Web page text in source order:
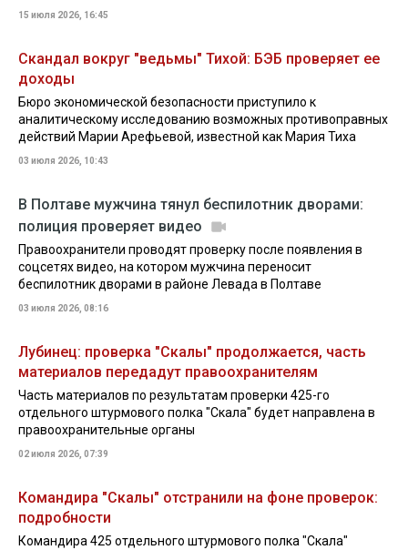
15 июля 2026, 16:45
Скандал вокруг "ведьмы" Тихой: БЭБ проверяет ее
доходы
Бюро экономической безопасности приступило к
аналитическому исследованию возможных противоправных
действий Марии Арефьевой, известной как Мария Тиха
03 июля 2026, 10:43
В Полтаве мужчина тянул беспилотник дворами:
полиция проверяет видео
Правоохранители проводят проверку после появления в
соцсетях видео, на котором мужчина переносит
беспилотник дворами в районе Левада в Полтаве
03 июля 2026, 08:16
Лубинец: проверка "Скалы" продолжается, часть
материалов передадут правоохранителям
Часть материалов по результатам проверки 425-го
отдельного штурмового полка "Скала" будет направлена в
правоохранительные органы
02 июля 2026, 07:39
Командира "Скалы" отстранили на фоне проверок:
подробности
Командира 425 отдельного штурмового полка "Скала"